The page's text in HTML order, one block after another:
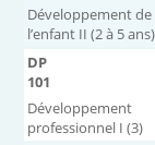
Développement de
l’enfant II (2 à 5
DP
101
Développement
professionnel I (3)